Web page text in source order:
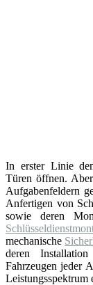
In erster Linie
Türen öffnen.
Aufgabenfeldern
Anfertigen von
sowie deren
mechanische
deren
Fahrzeugen jeder
Leistungsspektrum